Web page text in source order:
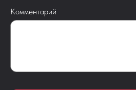
Комментарий